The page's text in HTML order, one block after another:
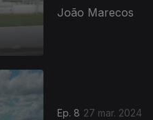
João Marecos
Ep. 8 27 mar. 2024